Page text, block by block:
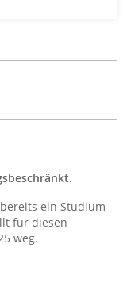
ein Studium
für diesen
weg.